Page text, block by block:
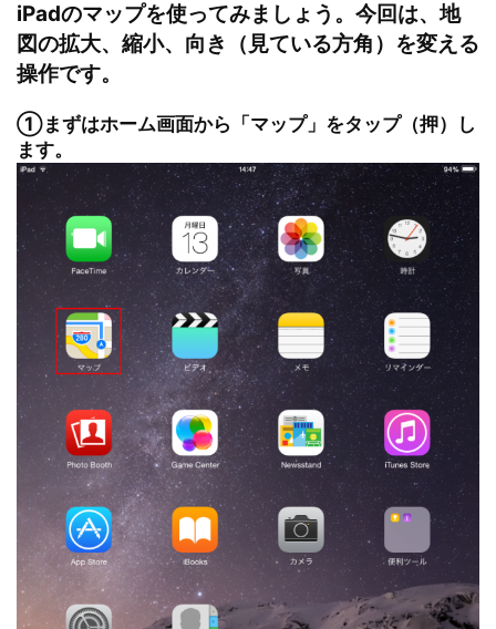
iPadのマップを使ってみましょう。今回は、地
図の拡大、縮小、向き（見ている方角）を変える
操作です。
①まずはホーム画面から「マップ」をタップ（押）し
ます。